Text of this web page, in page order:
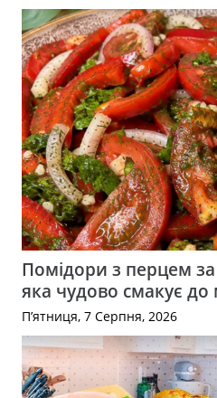
Помідори з перцем за
яка чудово смакує до
П’ятниця, 7 Серпня, 2026